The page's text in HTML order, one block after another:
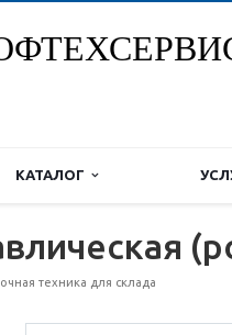
КАТАЛОГ
техника для склада